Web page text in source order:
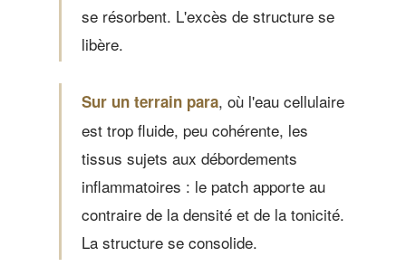
se résorbent. L'excès de structure se
libère.
Sur un terrain para, où l'eau cellulaire
est trop fluide, peu cohérente, les
tissus sujets aux débordements
inflammatoires : le patch apporte au
contraire de la densité et de la tonicité.
La structure se consolide.